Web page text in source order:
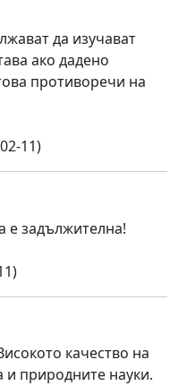
да изучават
ако дадено
противоречи на
11)
е задължителна!
качество на
и природните науки.